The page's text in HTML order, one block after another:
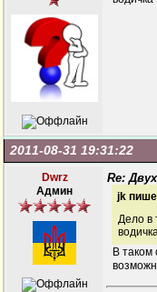
2011-08-31 19:31:22
Dwrz
Админ
Re:
jk
Дело в
В таком